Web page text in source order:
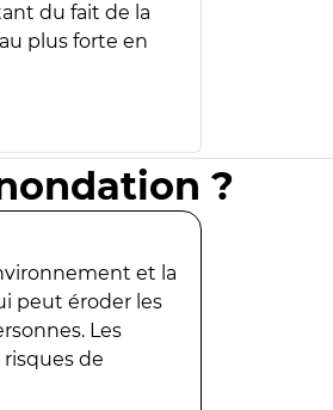
du fait de la
plus forte en
?
et la
peut éroder les
Les
de